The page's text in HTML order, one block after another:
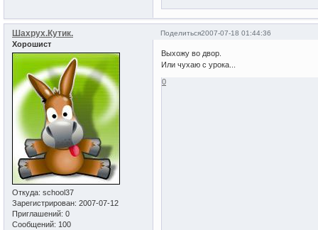
Поделиться2007-07-18 01:44:36
Шахрух.Кутик.
Хорошист
Откуда: school37
Зарегистрирован: 2007-07-12
Приглашений: 0
Сообщений: 100
Выхожу во двор.
Или чухаю с урока...
0